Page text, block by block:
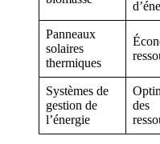
Panneaux
solaires
thermiques
Systèmes de
gestion de
l’énergie
des